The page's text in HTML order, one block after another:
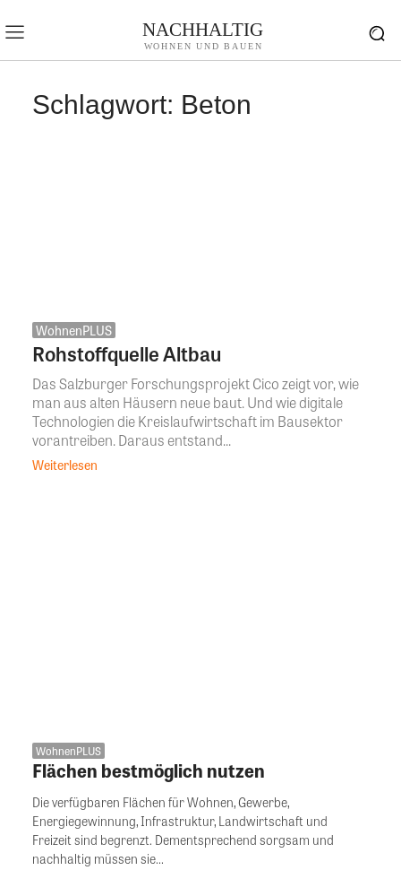
NACHHALTIG
WOHNEN UND BAUEN
Schlagwort: Beton
WohnenPLUS
Rohstoffquelle Altbau
Das Salzburger Forschungsprojekt Cico zeigt vor, wie
man aus alten Häusern neue baut. Und wie digitale
Technologien die Kreislaufwirtschaft im Bausektor
vorantreiben. Daraus entstand...
Weiterlesen
WohnenPLUS
Flächen bestmöglich nutzen
Die verfügbaren Flächen für Wohnen, Gewerbe,
Energiegewinnung, Infrastruktur, Landwirtschaft und
Freizeit sind begrenzt. Dementsprechend sorgsam und
nachhaltig müssen sie...